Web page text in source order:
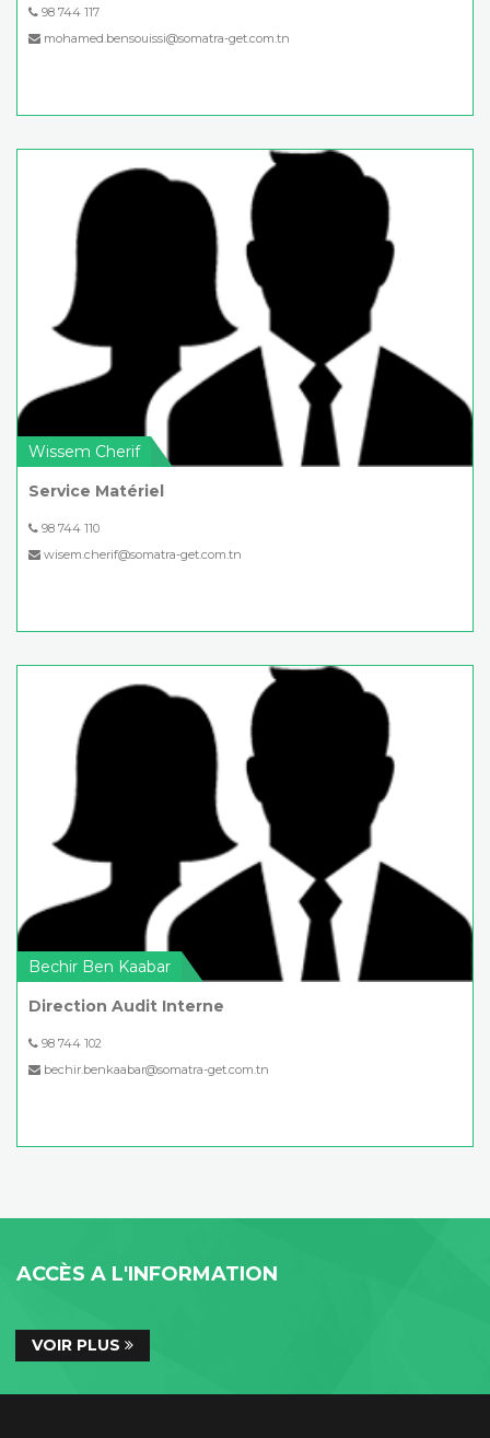
98 744 117
mohamed.bensouissi@somatra-get.com.tn
Wissem Cherif
Service Matériel
98 744 110
wisem.cherif@somatra-get.com.tn
Bechir Ben Kaabar
Direction Audit Interne
98 744 102
bechir.benkaabar@somatra-get.com.tn
ACCÈS A L'INFORMATION
VOIR PLUS